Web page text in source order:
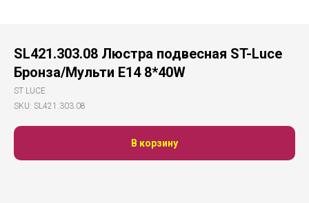
SL421.303.08 Люстра подвесная ST-Luce
Бронза/Мульти E14 8*40W
ST LUCE
SKU: SL421.303.08
В корзину